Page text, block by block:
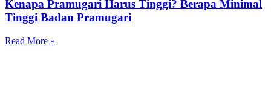
Kenapa Pramugari Harus Tinggi? Berapa Minimal
Tinggi Badan Pramugari
Read More »